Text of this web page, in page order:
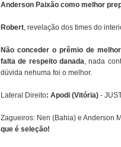
Anderson Paixão como melhor
Robert, revelação dos times do
Não conceder o prêmio de
falta de respeito danada, nada
dúvida nehuma foi o melhor.
Lateral Direito: Apodi (Vitória) -
Zagueiros: Nen (Bahia) e Anderson
que é seleção!